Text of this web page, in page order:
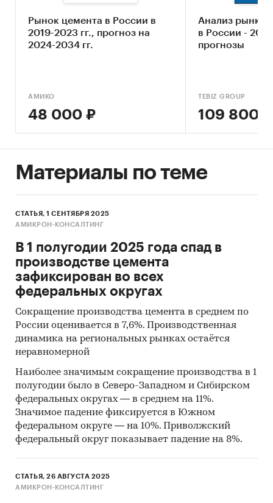
регионов России.
Категории: ...
Стройматериалы
Стройматериалы
Новосибирская область
Рынок цемента в России в
2019-2023 гг., прогноз на
2024-2034 гг.
АМИКО
48 000 ₽
Анализ рынка
в России -
прогнозы
TEBIZ GROUP
109 800 ₽
Материалы по теме
СТАТЬЯ, 1 СЕНТЯБРЯ 2025
АМИКРОН-КОНСАЛТИНГ
В 1 полугодии 2025 года спад в
производстве цемента
зафиксирован во всех
федеральных округах
Сокращение производства цемента в среднем по
России оценивается в 7,6%. Производственная
динамика на региональных рынках остаётся
неравномерной
Наиболее значимым сокращение производства в 1
полугодии было в Северо-Западном и Сибирском
федеральных округах — в среднем на 11%.
Значимое падение фиксируется в Южном
федеральном округе — на 10%. Приволжский
федеральный округ показывает падение на 8%.
СТАТЬЯ, 26 АВГУСТА 2025
АМИКРОН-КОНСАЛТИНГ